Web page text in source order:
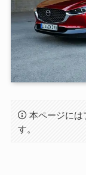
本ページに
す。